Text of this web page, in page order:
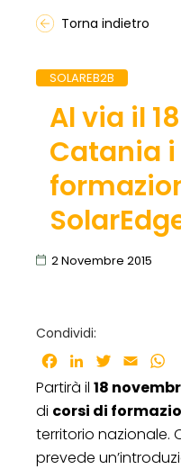
Torna indietro
SOLAREB2B
Al via il
Catania
2 Novembre 2015
Condividi:
Facebook
LinkedInTwitter
Email
Partirà il 18
di corsi di
territorio nazionale.
prevede